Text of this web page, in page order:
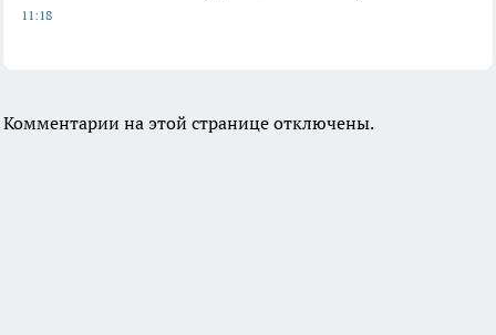
11:18
Комментарии на этой странице отключены.